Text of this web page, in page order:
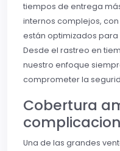
tiempos de entrega
internos complejos,
están optimizados
Desde el rastreo en
nuestro enfoque
comprometer la
Cobertura
Una de las grandes